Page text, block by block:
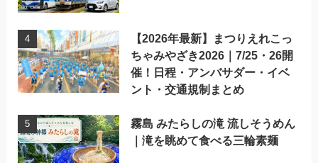
【2026年最新】まつりえれこっ
ちゃみやざき2026｜7/25・26開
催！日程・アンバサダー・イベ
ント・交通規制まとめ
霧島 みたらしの滝 流しそうめん
｜滝を眺めて食べる三輪素麺